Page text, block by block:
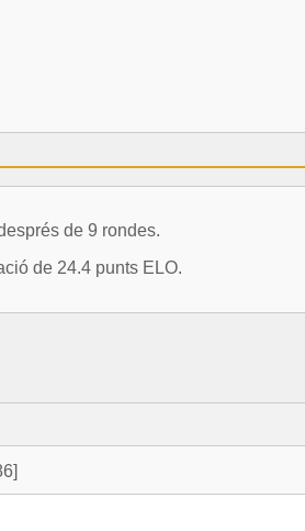
de 9 rondes.
de 24.4 punts ELO.